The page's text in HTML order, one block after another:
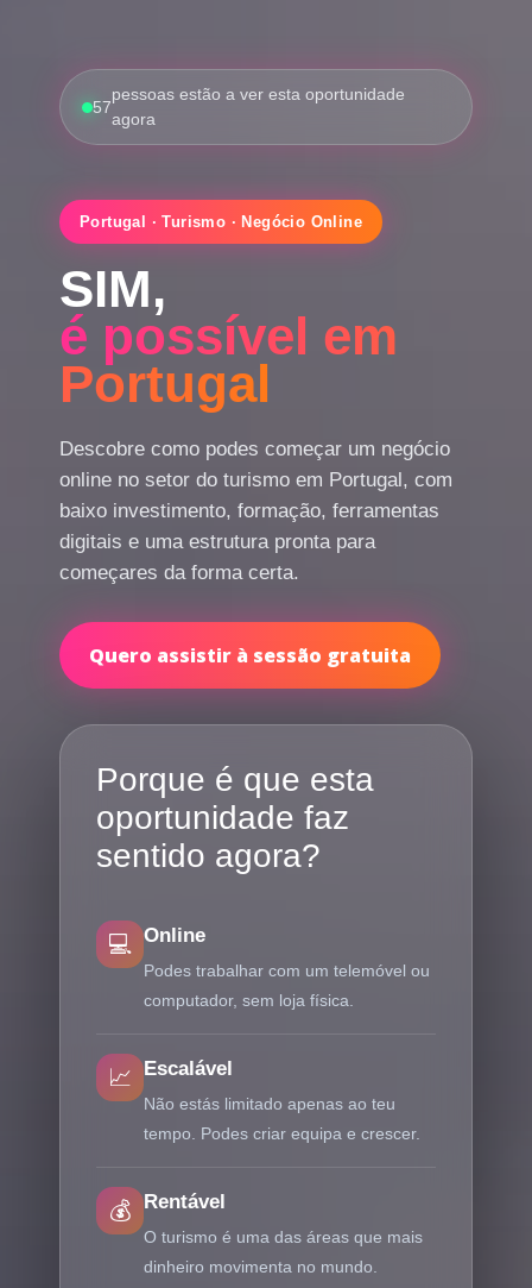
57
pessoas estão a ver esta oportunidade
agora
Portugal · Turismo · Negócio Online
SIM,
é possível em
Portugal
Descobre como podes começar um negócio
online no setor do turismo em Portugal, com
baixo investimento, formação, ferramentas
digitais e uma estrutura pronta para
começares da forma certa.
Quero assistir à sessão gratuita
Porque é que esta
oportunidade faz
sentido agora?
💻 Online
Podes trabalhar com um telemóvel ou
computador, sem loja física.
📈 Escalável
Não estás limitado apenas ao teu
tempo. Podes criar equipa e crescer.
💰 Rentável
O turismo é uma das áreas que mais
dinheiro movimenta no mundo.